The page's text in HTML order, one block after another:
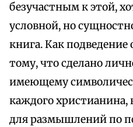
безучастным к этой,
условной, но
книга. Как
тому, что сделано
имеющему
каждого христианина,
для размышлений по